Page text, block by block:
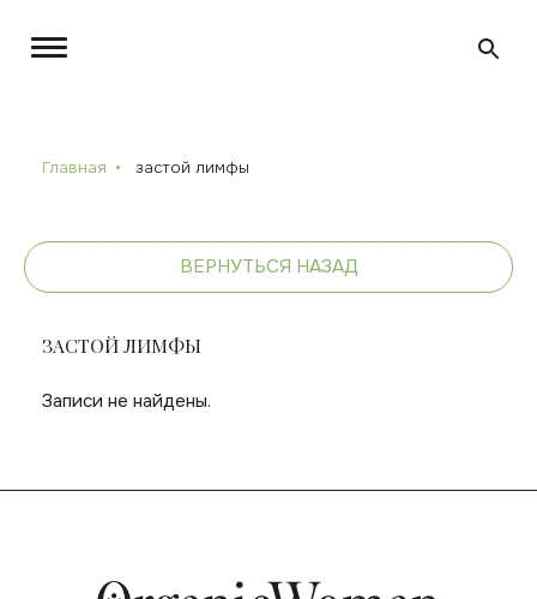
Главная застой лимфы
ВЕРНУТЬСЯ НАЗАД
ЗАСТОЙ ЛИМФЫ
Записи не найдены.